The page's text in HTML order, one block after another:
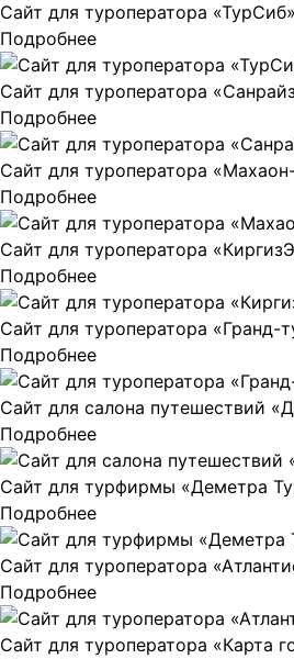
Сайт для туроператора «ТурСиб»
Подробнее
Сайт для туроператора
Подробнее
Сайт для туроператора
Подробнее
Сайт для туроператора
Подробнее
Сайт для туроператора «Гранд-
Подробнее
Сайт для салона путешествий
Подробнее
Сайт для турфирмы «Деметра
Подробнее
Сайт для туроператора
Подробнее
Сайт для туроператора «Карта